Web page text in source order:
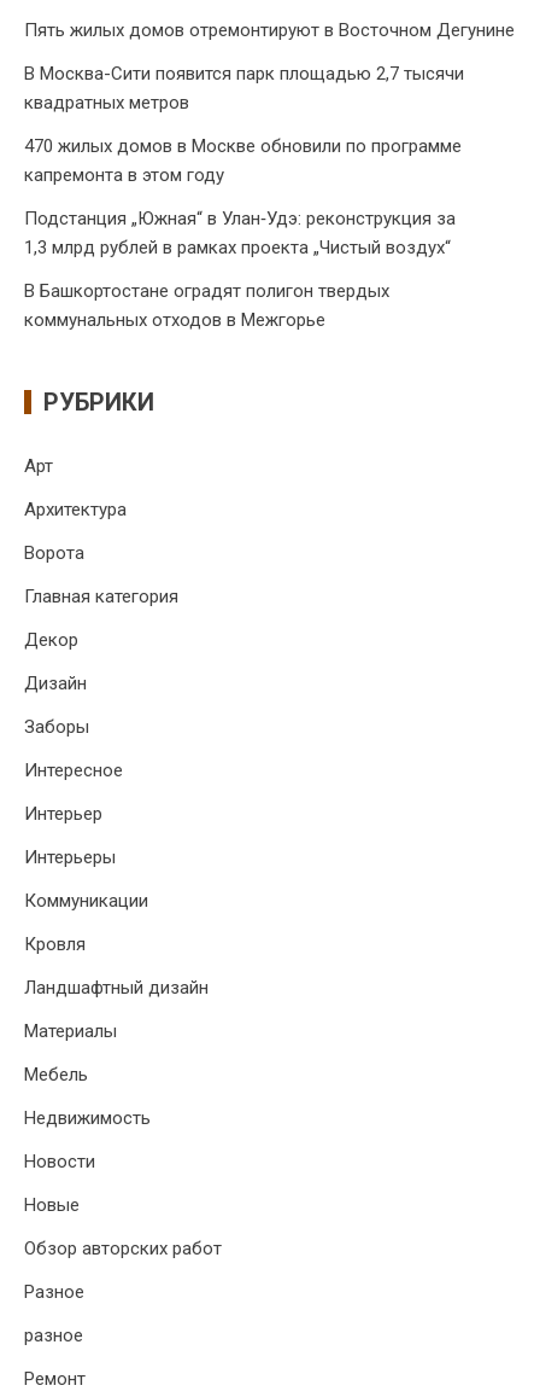
Пять жилых домов отремонтируют в Восточном Дегунине
В Москва-Сити появится парк площадью 2,7 тысячи
квадратных метров
470 жилых домов в Москве обновили по программе
капремонта в этом году
Подстанция „Южная“ в Улан‑Удэ: реконструкция за
1,3 млрд рублей в рамках проекта „Чистый воздух“
В Башкортостане оградят полигон твердых
коммунальных отходов в Межгорье
РУБРИКИ
Арт
Архитектура
Ворота
Главная категория
Декор
Дизайн
Заборы
Интересное
Интерьер
Интерьеры
Коммуникации
Кровля
Ландшафтный дизайн
Материалы
Мебель
Недвижимость
Новости
Новые
Обзор авторских работ
Разное
разное
Ремонт